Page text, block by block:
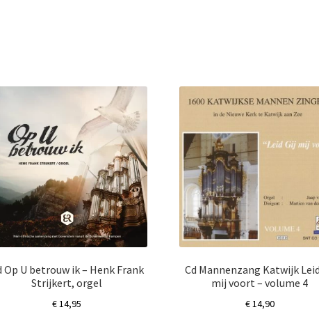
Op U betrouw ik – Henk Frank
Strijkert, orgel
€14,95
Cd Mannenzang Katwijk
mij voort – volume 4
€14,90